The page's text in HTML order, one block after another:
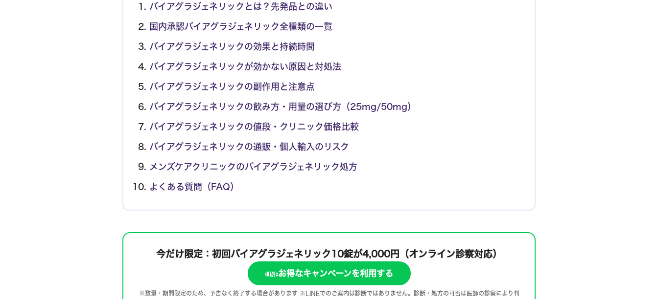
バイアグラジェネリックとは？先発品との違い
国内承認バイアグラジェネリック全種類の一覧
バイアグラジェネリックの効果と持続時間
バイアグラジェネリックが効かない原因と対処法
バイアグラジェネリックの副作用と注意点
バイアグラジェネリックの飲み方・用量の選び方（25mg/50mg）
バイアグラジェネリックの値段・クリニック価格比較
バイアグラジェネリックの通販・個人輸入のリスク
メンズケアクリニックのバイアグラジェネリック処方
よくある質問（FAQ）
今だけ限定： 初回バイアグラジェネリック10錠が4,000円 （オンライン診察対応）
LINEお得なキャンペーンを利用する
※数量・期間限定のため、予告なく終了する場合があります ※LINEでのご案内は診断ではありません。診断・処方の可否は医師の診察により判